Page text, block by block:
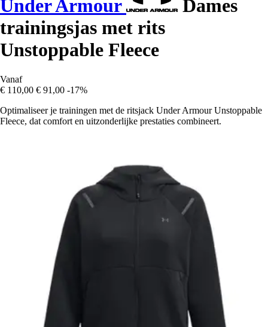
Under Armour
Dames
trainingsjas met rits
Unstoppable Fleece
Vanaf
€ 110,00 € 91,00 -17%
Optimaliseer je trainingen met de ritsjack Under Armour Unstoppable
Fleece, dat comfort en uitzonderlijke prestaties combineert.